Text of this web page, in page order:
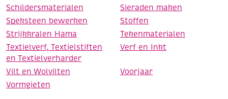
Schildersmaterialen
Sieraden maken
Speksteen bewerken
Stoffen
Strijkkralen Hama
Tekenmaterialen
Textielverf, Textielstiften
en Textielverharder
Verf en Inkt
Vilt en Wolvilten
Voorjaar
Vormgieten